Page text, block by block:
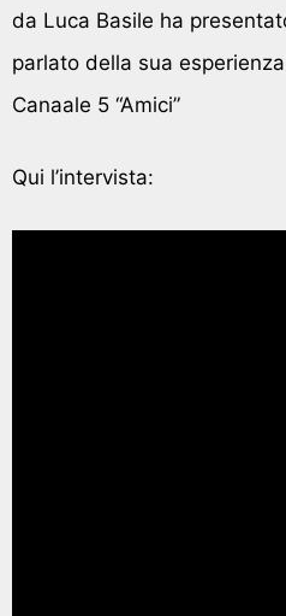
da Luca Basile ha
parlato della sua
Canaale 5 “Amici”
Qui l’intervista: